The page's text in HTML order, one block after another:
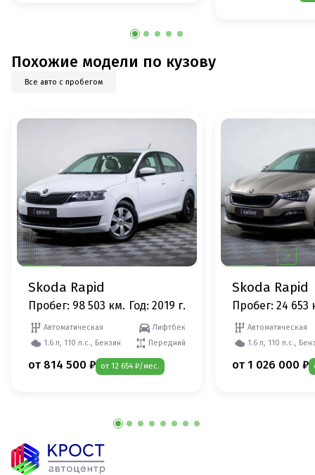
Похожие модели по кузову
Все авто с пробегом
Skoda Rapid
Пробег: 98 503 км. Год: 2019 г.
Автоматическая
Лифтбек
1.6 л, 110 л.с., Бензин
Передний
от 814 500 ₽ от 12 654 ₽/мес.
Skoda Rapid
Пробег: 24 653
Автоматическая
1.6 л, 110 л.с.,
от 1 026 000 ₽